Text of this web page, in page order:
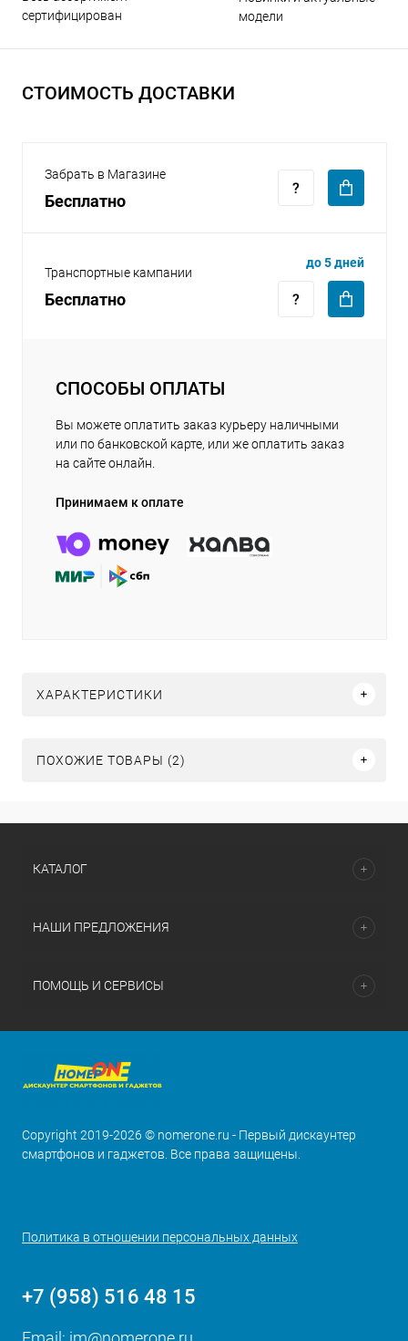
сертифицирован
модели
СТОИМОСТЬ ДОСТАВКИ
Забрать в Магазине
Бесплатно
Транспортные кампании
Бесплатно
до 5 дней
СПОСОБЫ ОПЛАТЫ
Вы можете оплатить заказ курьеру наличными
или по банковской карте, или же оплатить заказ
на сайте онлайн.
Принимаем к оплате
ХАРАКТЕРИСТИКИ
ПОХОЖИЕ ТОВАРЫ (2)
раз в 2 недели
КАТАЛОГ
НАШИ ПРЕДЛОЖЕНИЯ
ПОМОЩЬ И СЕРВИСЫ
Copyright 2019-2026 © nomerone.ru - Первый дискаунтер
смартфонов и гаджетов. Все права защищены.
Политика в отношении персональных данных
+7 (958) 516 48 15